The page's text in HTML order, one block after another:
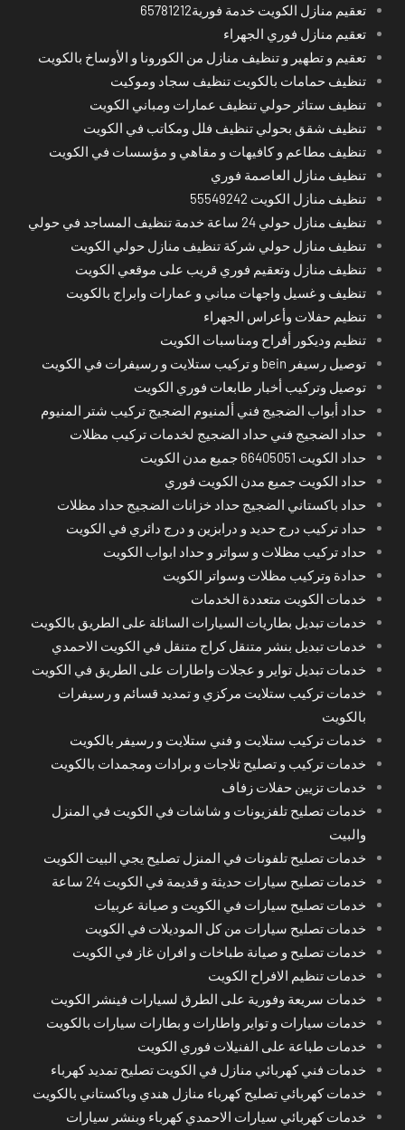
تعقيم منازل الكويت خدمة فورية65781212
تعقيم منازل فوري الجهراء
تعقيم و تطهير و تنظيف منازل من الكورونا و الأوساخ بالكويت
تنظيف حمامات بالكويت تنظيف سجاد وموكيت
تنظيف ستائر حولي تنظيف عمارات ومباني الكويت
تنظيف شقق بحولي تنظيف فلل ومكاتب في الكويت
تنظيف مطاعم و كافيهات و مقاهي و مؤسسات في الكويت
تنظيف منازل العاصمة فوري
تنظيف منازل الكويت 55549242
تنظيف منازل حولي 24 ساعة خدمة تنظيف المساجد في حولي
تنظيف منازل حولي شركة تنظيف منازل حولي الكويت
تنظيف منازل وتعقيم فوري قريب على موقعي الكويت
تنظيف و غسيل واجهات مباني و عمارات وابراج بالكويت
تنظيم حفلات وأعراس الجهراء
تنظيم وديكور أفراح ومناسبات الكويت
توصيل رسيفر bein و تركيب ستلايت و رسيفرات في الكويت
توصيل وتركيب أخبار طابعات فوري الكويت
حداد أبواب الضجيج فني ألمنيوم الضجيج تركيب شتر المنيوم
حداد الضجيج فني حداد الضجيج لخدمات تركيب مظلات
حداد الكويت 66405051 جميع مدن الكويت
حداد الكويت جميع مدن الكويت فوري
حداد باكستاني الضجيج حداد خزانات الضجيج حداد مظلات
حداد تركيب درج حديد و درابزين و درج دائري في الكويت
حداد تركيب مظلات و سواتر و حداد ابواب الكويت
حدادة وتركيب مظلات وسواتر الكويت
خدمات الكويت متعددة الخدمات
خدمات تبديل بطاريات السيارات السائلة على الطريق بالكويت
خدمات تبديل بنشر متنقل كراج متنقل في الكويت الاحمدي
خدمات تبديل تواير و عجلات واطارات على الطريق في الكويت
خدمات تركيب ستلايت مركزي و تمديد قسائم و رسيفرات
بالكويت
خدمات تركيب ستلايت و فني ستلايت و رسيفر بالكويت
خدمات تركيب و تصليح ثلاجات و برادات ومجمدات بالكويت
خدمات تزيين حفلات زفاف
خدمات تصليح تلفزيونات و شاشات في الكويت في المنزل
والبيت
خدمات تصليح تلفونات في المنزل تصليح يجي البيت الكويت
خدمات تصليح سيارات حديثة و قديمة في الكويت 24 ساعة
خدمات تصليح سيارات في الكويت و صيانة عربيات
خدمات تصليح سيارات من كل الموديلات في الكويت
خدمات تصليح و صيانة طباخات و افران غاز في الكويت
خدمات تنظيم الافراح الكويت
خدمات سريعة وفورية على الطرق لسيارات فينشر الكويت
خدمات سيارات و تواير واطارات و بطارات سيارات بالكويت
خدمات طباعة على الفنيلات فوري الكويت
خدمات فني كهربائي منازل في الكويت تصليح تمديد كهرباء
خدمات كهربائي تصليح كهرباء منازل هندي وباكستاني بالكويت
خدمات كهربائي سيارات الاحمدي كهرباء وبنشر سيارات